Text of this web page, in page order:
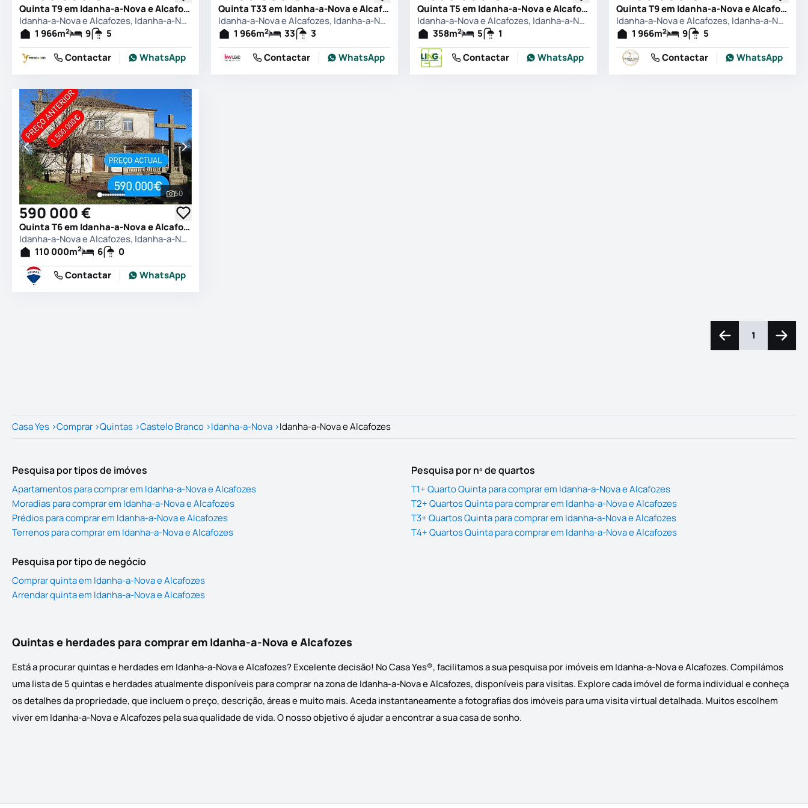
Quinta T9 em Idanha-a-Nova e Alcafozes, Idanha-a-Nova
Idanha-a-Nova e Alcafozes, Idanha-a-Nova
1 966m2 9
5
Contactar
WhatsApp
Quinta T33 em Idanha-a-Nova e Alcafozes, Idanha-a-Nova
Idanha-a-Nova e Alcafozes, Idanha-a-Nova
1 966m2 33
3
Contactar
WhatsApp
Quinta T5 em Idanha-a-Nova e Alcafozes, Idanha-a-Nova
Idanha-a-Nova e Alcafozes, Idanha-a-Nova
358m2 5
1
Contactar
WhatsApp
Quinta T9 em Idanha-a-Nova e Alcafozes, Idanha-a-Nova
Idanha-a-Nova e Alcafozes, Idanha-a-Nova
1 966m2 9
5
Contactar
WhatsApp
Ver todas as fotografias
50
590 000 €
Quinta T6 em Idanha-a-Nova e Alcafozes, Idanha-a-Nova
Idanha-a-Nova e Alcafozes, Idanha-a-Nova
110 000m2 6
0
Contactar
WhatsApp
Navegação para a
1
Casa Yes >Comprar >Quintas >Castelo Branco >Idanha-a-Nova >Idanha-a-Nova e Alcafozes
Pesquisa por tipos de imóves
Apartamentos para comprar em Idanha-a-Nova e Alcafozes
Moradias para comprar em Idanha-a-Nova e Alcafozes
Prédios para comprar em Idanha-a-Nova e Alcafozes
Terrenos para comprar em Idanha-a-Nova e Alcafozes
Pesquisa por nº de quartos
T1+ Quarto Quinta para comprar em Idanha-a-Nova e Alcafozes
T2+ Quartos Quinta para comprar em Idanha-a-Nova e Alcafozes
T3+ Quartos Quinta para comprar em Idanha-a-Nova e Alcafozes
T4+ Quartos Quinta para comprar em Idanha-a-Nova e Alcafozes
Pesquisa por tipo de negócio
Comprar quinta em Idanha-a-Nova e Alcafozes
Arrendar quinta em Idanha-a-Nova e Alcafozes
Quintas e herdades para comprar em Idanha-a-Nova e Alcafozes
Está a procurar quintas e herdades em Idanha-a-Nova e Alcafozes? Excelente decisão! No Casa Yes®, facilitamos a sua pesquisa por imóveis em Idanha-a-Nova e Alcafozes. Compilámos
uma lista de 5 quintas e herdades atualmente disponíveis para comprar na zona de Idanha-a-Nova e Alcafozes, disponíveis para visitas. Explore cada imóvel de forma individual e conheça
os detalhes da propriedade, que incluem o preço, descrição, áreas e muito mais. Aceda instantaneamente a fotografias dos imóveis para uma visita virtual detalhada. Muitos escolhem
viver em Idanha-a-Nova e Alcafozes pela sua qualidade de vida. O nosso objetivo é ajudar a encontrar a sua casa de sonho.